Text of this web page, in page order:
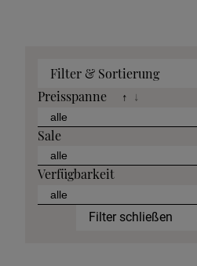
Filter & Sortierung
Preisspanne
↑ ↓
Sale
Verfügbarkeit
Filter schließen